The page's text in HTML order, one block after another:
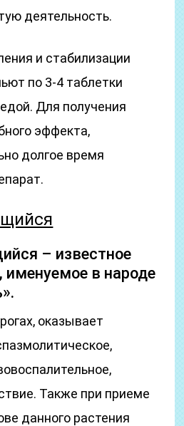
деятельность.
и стабилизации
по 3-4 таблетки
Для получения
эффекта,
долгое время
– известное
именуемое в народе
оказывает
Также при приеме
данного растения